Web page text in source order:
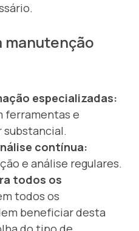
manutenção
especializadas:
ferramentas e
substancial.
contínua:
e análise regulares.
todos os
todos os
beneficiar desta